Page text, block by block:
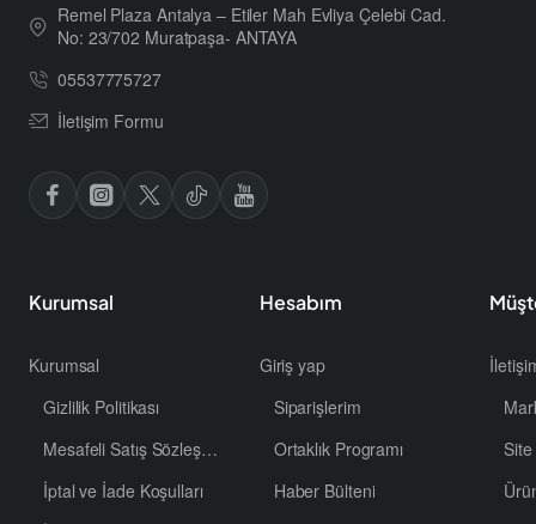
Remel Plaza Antalya – Etiler Mah Evliya Çelebi Cad.
No: 23/702 Muratpaşa- ANTAYA
05537775727
İletişim Formu
Kurumsal
Kurumsal
Gizlilik Politikası
Mesafeli Satış Sözleşmesi
İptal ve İade Koşulları
Hesabım
Giriş yap
Siparişlerim
Ortaklık Programı
Haber Bülteni
Site